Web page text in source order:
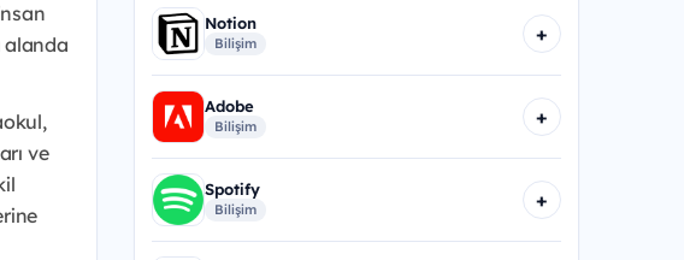
alanda
ve
Notion
Bilişim +
Adobe
Bilişim +
Spotify
Bilişim +